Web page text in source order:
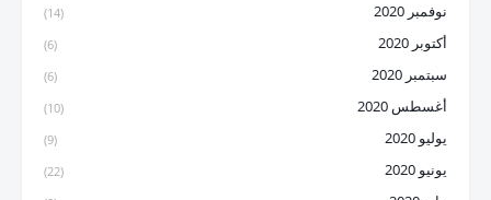
نوفمبر 2020 (14)
أكتوبر 2020 (6)
سبتمبر 2020 (6)
أغسطس 2020 (10)
يوليو 2020 (9)
يونيو 2020 (22)